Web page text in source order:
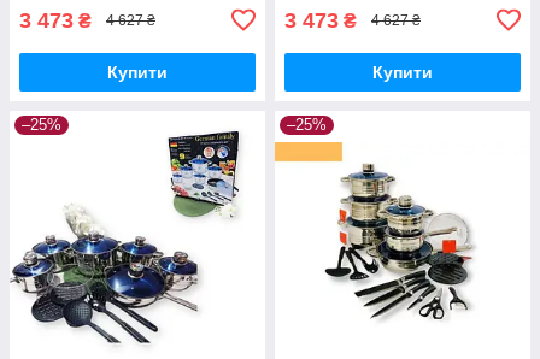
3 473 ₴ 4 627 ₴
Купити
3 473 ₴ 4 627 ₴
Купити
–25% –25%